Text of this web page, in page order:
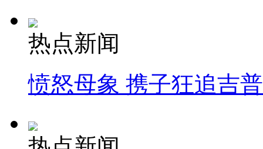
热点新闻
愤怒母象 携子狂追吉